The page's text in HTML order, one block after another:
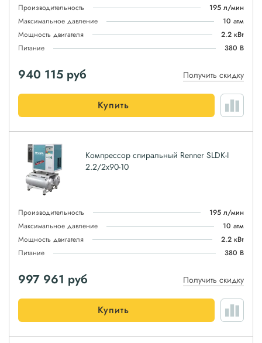
Производительность
195 л/мин
Максимальное давление
10 атм
Мощность двигателя
2.2 кВт
Питание
380 В
940 115 руб Получить скидку
Купить
Компрессор спиральный Renner SLDK-I
2.2/2x90-10
Производительность
195 л/мин
Максимальное давление
10 атм
Мощность двигателя
2.2 кВт
Питание
380 В
997 961 руб Получить скидку
Купить